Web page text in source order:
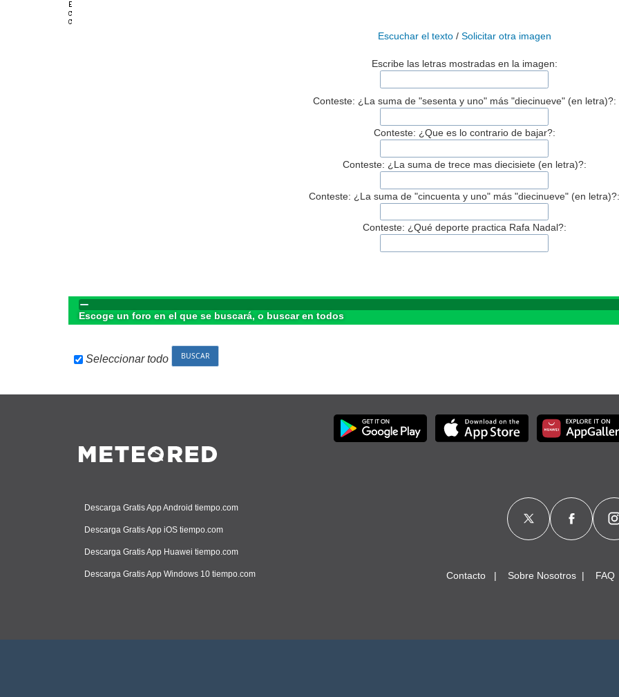
Escuchar el texto/ Solicitar otra imagen
Escribe las letras mostradas en la imagen:
Conteste: ¿La suma de "sesenta y uno" más "diecinueve" (en letra)?:
Conteste: ¿Que es lo contrario de bajar?:
Conteste: ¿La suma de trece mas diecisiete (en letra)?:
Conteste: ¿La suma de "cincuenta y uno" más "diecinueve" (en letra)?:
Conteste: ¿Qué deporte practica Rafa Nadal?:
Escoge un foro en el que se buscará, o buscar en todos
Seleccionar todo
Descarga Gratis App Android tiempo.com
Descarga Gratis App iOS tiempo.com
Descarga Gratis App Huawei tiempo.com
Descarga Gratis App Windows 10 tiempo.com Contacto Sobre Nosotros FAQ